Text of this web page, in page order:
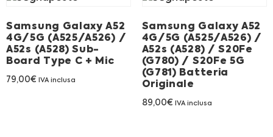
VICENZA
Samsung Galaxy A52
4G/5G (A525/A526) /
A52s (A528) Sub-
Board Type C + Mic
79,00€ IVA inclusa
Samsung Galaxy A52
4G/5G (A525/A526) /
A52s (A528) / S20Fe
(G780) / S20Fe 5G
(G781) Batteria
Originale
89,00€ IVA inclusa